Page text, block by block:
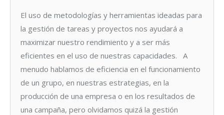
El uso de metodologías y herramientas ideadas para
la gestión de tareas y proyectos nos ayudará a
maximizar nuestro rendimiento y a ser más
eficientes en el uso de nuestras capacidades. A
menudo hablamos de eficiencia en el funcionamiento
de un grupo, en nuestras estrategias, en la
producción de una empresa o en los resultados de
una campaña, pero olvidamos quizá la gestión